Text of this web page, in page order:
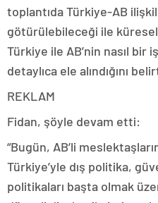
toplantıda Türkiye-AB
götürülebileceği ile
Türkiye ile AB’nin nasıl
detaylıca ele alındığını
REKLAM
Fidan, şöyle devam etti:
“Bugün, AB’li
Türkiye’yle dış politika,
politikaları başta olmak